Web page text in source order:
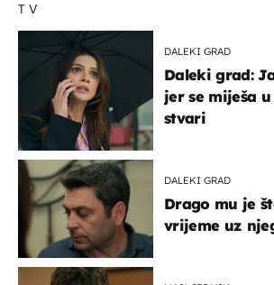
TV
DALEKI GRAD
Daleki grad:
jer se miješa
stvari
DALEKI GRAD
Drago mu je
vrijeme uz